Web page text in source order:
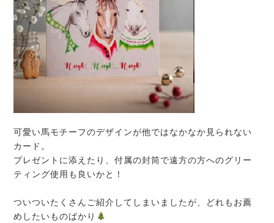
可愛い馬モチーフのデザインが他ではなかなか見られない
カード。
プレゼントに添えたり、付属の封筒で遠方の方へのグリー
ティング使用も良いかと！
ついついたくさんご紹介してしまいましたが、どれもお薦
めしたいものばかり